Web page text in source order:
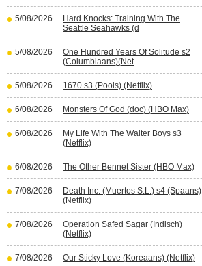
5/08/2026
Hard Knocks: Training With The
Seattle Seahawks (d
5/08/2026
One Hundred Years Of Solitude s2
(Columbiaans)(Net
5/08/2026 1670 s3 (Pools) (Netflix)
6/08/2026 Monsters Of God (doc) (HBO Max)
6/08/2026
My Life With The Walter Boys s3
(Netflix)
6/08/2026 The Other Bennet Sister (HBO Max)
7/08/2026
Death Inc. (Muertos S.L.) s4 (Spaans)
(Netflix)
7/08/2026
Operation Safed Sagar (Indisch)
(Netflix)
7/08/2026 Our Sticky Love (Koreaans) (Netflix)